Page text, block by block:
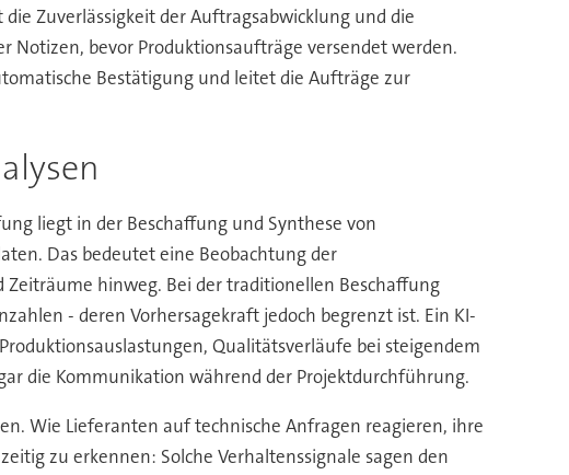
Zuverlässigkeit der Auftragsabwicklung und die
Notizen, bevor Produktionsaufträge versendet werden.
Bestätigung und leitet die Aufträge zur
liegt in der Beschaffung und Synthese von
Das bedeutet eine Beobachtung der
hinweg. Bei der traditionellen Beschaffung
- deren Vorhersagekraft jedoch begrenzt ist. Ein KI-
Qualitätsverläufe bei steigendem
die Kommunikation während der Projektdurchführung.
Wie Lieferanten auf technische Anfragen reagieren, ihre
zu erkennen: Solche Verhaltenssignale sagen den